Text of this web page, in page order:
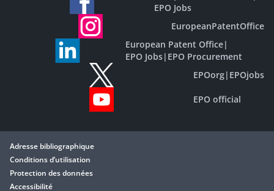
EPO Jobs
EuropeanPatentOffice
European Patent Office|
EPO Jobs| EPO Procurement
EPOorg| EPOjobs
EPO official
Adresse bibliographique
Conditions d’utilisation
Protection des données
Accessibilité